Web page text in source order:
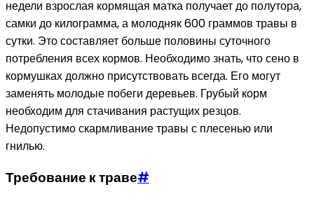
недели взрослая кормящая матка получает до полутора,
самки до килограмма, а молодняк 600 граммов травы в
сутки. Это составляет больше половины суточного
потребления всех кормов. Необходимо знать, что сено в
кормушках должно присутствовать всегда. Его могут
заменять молодые побеги деревьев. Грубый корм
необходим для стачивания растущих резцов.
Недопустимо скармливание травы с плесенью или
гнилью.
Требование к траве#